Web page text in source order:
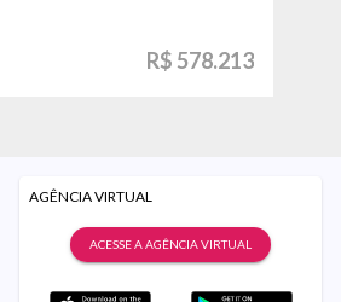
R$ 578.213
AGÊNCIA VIRTUAL
ACESSE A AGÊNCIA VIRTUAL